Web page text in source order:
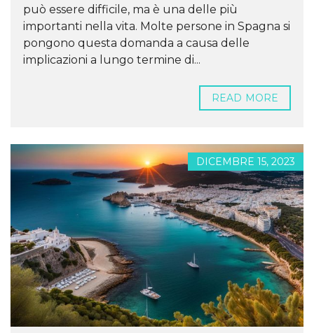
può essere difficile, ma è una delle più
importanti nella vita. Molte persone in Spagna si
pongono questa domanda a causa delle
implicazioni a lungo termine di...
READ MORE
DICEMBRE 15, 2023